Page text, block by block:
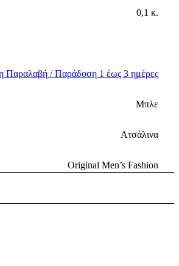
0,1 κ.
Παραλαβή / Παράδοση 1 έως 3 ημέρες
Μπλε
Ατσάλινα
Original Men’s Fashion